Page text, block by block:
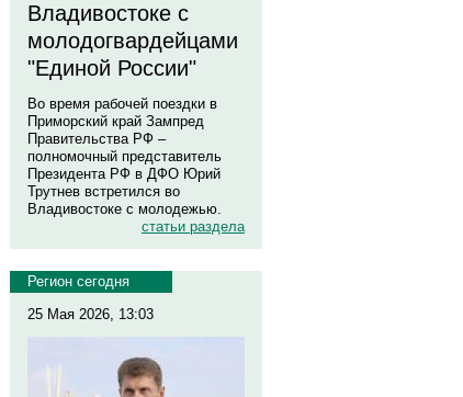
Владивостоке с
молодогвардейцами
"Единой России"
Во время рабочей поездки в
Приморский край Зампред
Правительства РФ –
полномочный представитель
Президента РФ в ДФО Юрий
Трутнев встретился во
Владивостоке с молодежью.
статьи раздела
Регион сегодня
25 Мая 2026, 13:03